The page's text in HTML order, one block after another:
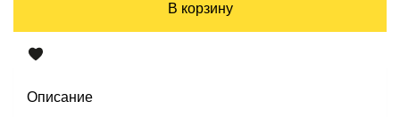
В корзину
Описание